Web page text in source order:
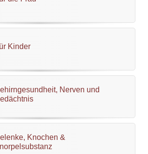
Kinder
Nerven und
Knochen &